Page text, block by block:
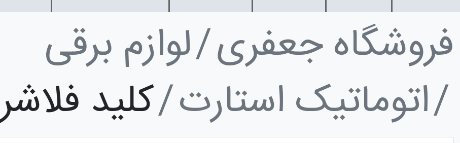
فروشگاه جعفری لوازم برقی
اتوماتیک استارت کلید فلاشر